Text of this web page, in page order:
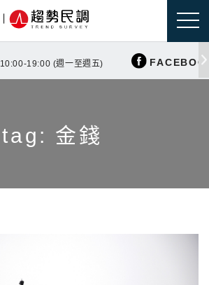
10:00-19:00 (週一至週五)
tag: 金錢